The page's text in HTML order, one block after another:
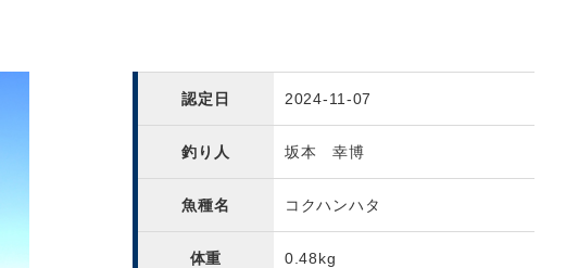
認定日 2024-11-07
釣り人 坂本 幸博
魚種名 コクハンハタ
体重 0.48kg